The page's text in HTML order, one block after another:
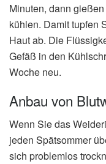
Minuten, dann
kühlen. Damit tupfen
Haut ab. Die
Gefäß in den
Woche neu.
Anbau von
Wenn Sie das
jeden Spätsommer
sich problemlos